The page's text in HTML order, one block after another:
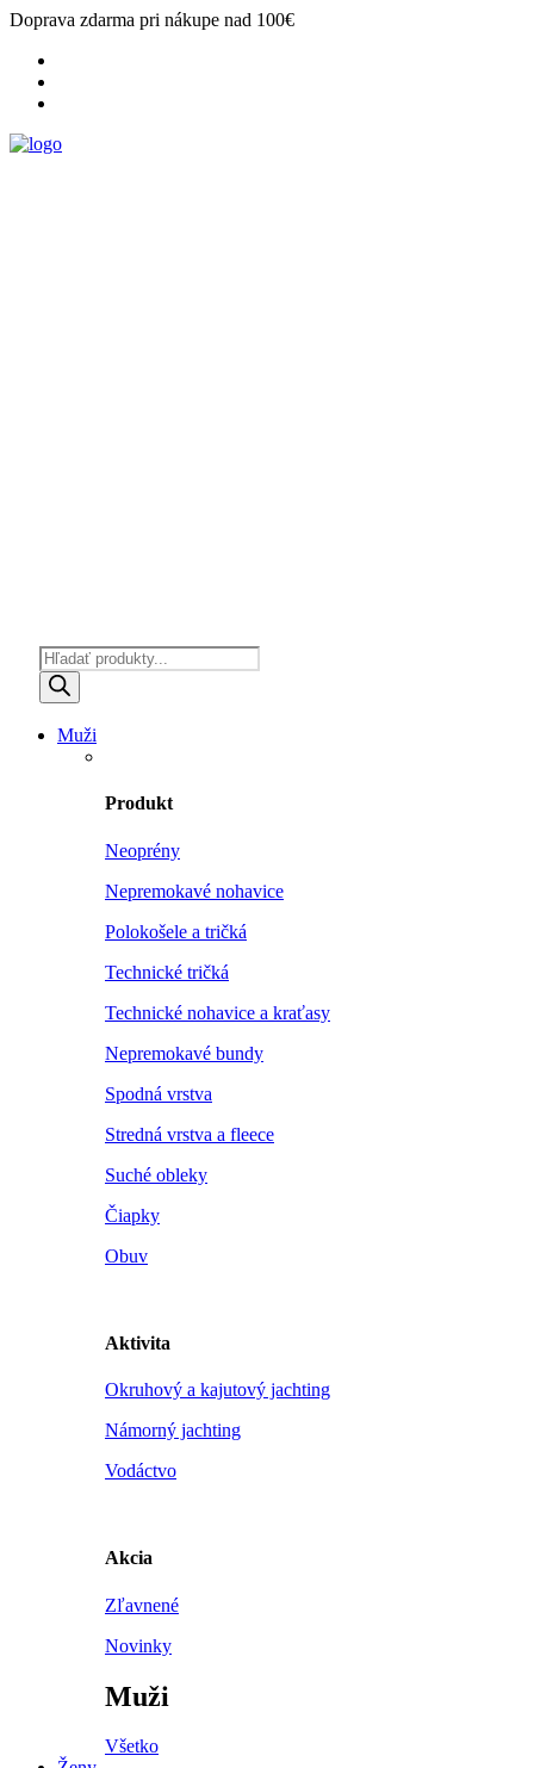
Doprava zdarma pri nákupe nad 100€
Products
search
Muži
Produkt
Neoprény
Nepremokavé nohavice
Polokošele a tričká
Technické tričká
Technické nohavice a kraťasy
Nepremokavé bundy
Spodná vrstva
Stredná vrstva a fleece
Suché obleky
Čiapky
Obuv
Aktivita
Okruhový a kajutový jachting
Námorný jachting
Vodáctvo
Akcia
Zľavnené
Novinky
Muži
Všetko